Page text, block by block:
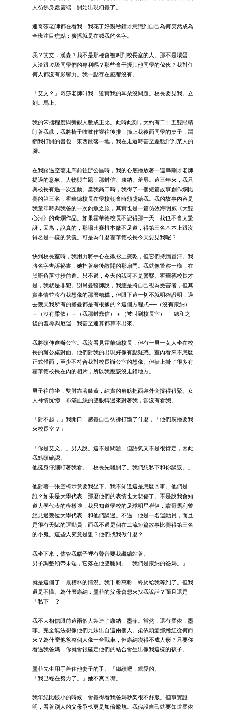
人彷彿身處雲端，開始出現幻覺了。
連奇莎老師都在看我，我花了好幾秒鐘才意識到自己為何突然成為
全班注目焦點：廣播就是在喊我的名字。
我？艾文．漢森？我不是那種會被叫到校長室的人。那不是壞蛋、
人渣跟垃圾同學們的專利嗎？那些會干擾其他同學的傢伙？我對任
何人都沒有影響力。我一點存在感都沒有。
「艾文？」奇莎老師叫我，證實我的耳朵沒問題。校長要見我。立
刻。馬上。
我的笨拙程度與旁觀人數成正比。此時此刻，大約有二十五雙眼睛
盯著我瞧，我將椅子吱吱作響往後推，撞上我後面同學的桌子，踢
翻我打開的書包，東西散落一地，我在走道時甚至差點絆到某人的
腳。
在我踏過空蕩走廊前往辦公區時，我的心底播放著一連串剛才老師
提過的意象、人物與主題：那封信、康納、羞辱。這三年來，我只
與校長有過一次互動。當我高二時，我得了一個短篇故事創作爛比
賽的第三名，霍華德校長在學校朝會時頒獎給我。我的故事內容是
我童年時與我爸的一次釣魚之旅，其實也是一篇仿效海明威《大雙
心河》的奇爛作品。如果霍華德校長不記得那一天，我也不會太驚
訝，因為，說真的，那場比賽根本微不足道，得第三名基本上跟沒
得名是一樣的意義。可是為什麼霍華德校長今天要見我呢？
快到校長室時，我用力將手心在襯衫上擦乾，但它們持續冒汗。我
將名字告訴祕書，她指著身後敞開的那扇門。我就像警察一樣，在
黑暗角落寸步前進。只不過，今天的我可不是警察。霍華德校長才
是，我就是罪犯。謝爾曼醫師說，我總是將自己視為受害者，但其
實事情並沒有我想像的那麼糟糕，但眼下這一切不就明確證明，過
去幾天我所有的擔憂都是有根據的？這個方程式──（沒有康納）
＋（沒有柔依）＋（我那封蠢信）＋（被叫到校長室）──總和之
後的羞辱與厄運，我甚至連算都算不出來。
我將頭伸進辦公室。我沒看見霍華德校長，但有一男一女人坐在校
長的辦公桌對面。他們對我的出現好像有點疑惑。室內看來不怎麼
正式體面，至少不符合我對校長辦公室的想像。但牆上掛了很多有
霍華德校長在內的相片，所以我應該沒走錯地方。
男子往前坐，雙肘靠著膝蓋，結實的肩膀把西裝外套撐得很緊。女
人神情恍惚，布滿血絲的雙眼轉過來對著我，卻沒有看我。
「對不起，」我開口，感覺自己彷彿打斷了什麼，「他們廣播要我
來校長室？」
「你是艾文。」男人說。這不是問題，但語氣又不是很肯定，因此
我點頭確認。
他挺身仔細盯著我看。「校長先離開了。我們想私下和你談談。」
他對著一張空椅示意要我坐下。我不知道這是怎麼回事。他們是
誰？如果是大學代表，那麼他們的表情也太悲傷了。不是說我會知
道大學代表的模樣啦，我只知道學校的足球明星崔伊．蒙哥馬利曾
經見過幾位大學代表，和他們談過。不過，他是一名運動員，而且
是很有天賦的運動員，而我不過是個在二流短篇故事比賽得第三名
的小鬼。這些人究竟是誰？他們找我做什麼？
我坐下來，儘管我腦子裡有聲音要我繼續站著。
男子調整領帶末端，它落在他雙腿間。「我們是康納的爸媽。」
就是這個了：最糟糕的情況。我千盼萬盼，終於給我等到了。但我
還是不懂。為什麼康納．墨菲的父母會想來找我說話？而且還是
「私下」？
我不大相信眼前這兩個人製造了康納．墨菲。當然，還有柔依．墨
菲。完全無法想像他們兄妹出自這兩個人。柔依頭髮那綹紅從何而
來？為什麼他爸整個人像一台戰車，但康納瘦得不成人形？只要你
看過我爸媽，你就會很確定他們的結合會生出像我這樣的孩子。
墨菲先生用手蓋住他妻子的手。「繼續吧，親愛的。」
「我已經在努力了。」她不爽回嘴。
我年紀比較小的時候，會覺得看我爸媽吵架很不舒服。但事實證
明，看著別人的父母爭執更是加倍尷尬。我假設自己就要知道柔依